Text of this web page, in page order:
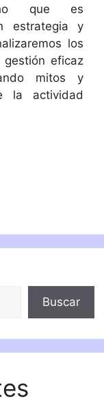
que es
estrategia y
los
gestión eficaz
mitos y
la actividad
Buscar